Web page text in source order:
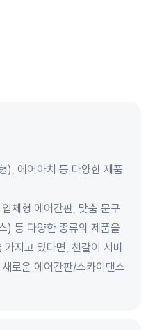
), 에어아치 등 다양한 제품
체형 에어간판, 맞춤 문구
) 등 다양한 종류의 제품을
지고 있다면, 천갈이 서비
로운 에어간판/스카이댄스